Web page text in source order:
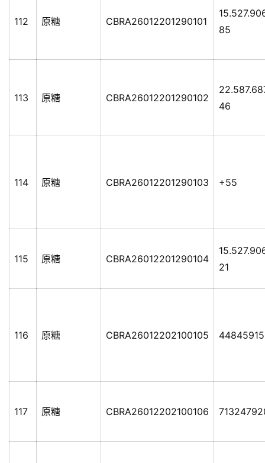
112 原糖 CBRA26012201290101
85
113 原糖 CBRA26012201290102
46
114 原糖 CBRA26012201290103 +55
115 原糖 CBRA26012201290104
21
116 原糖 CBRA26012202100105
117 原糖 CBRA26012202100106